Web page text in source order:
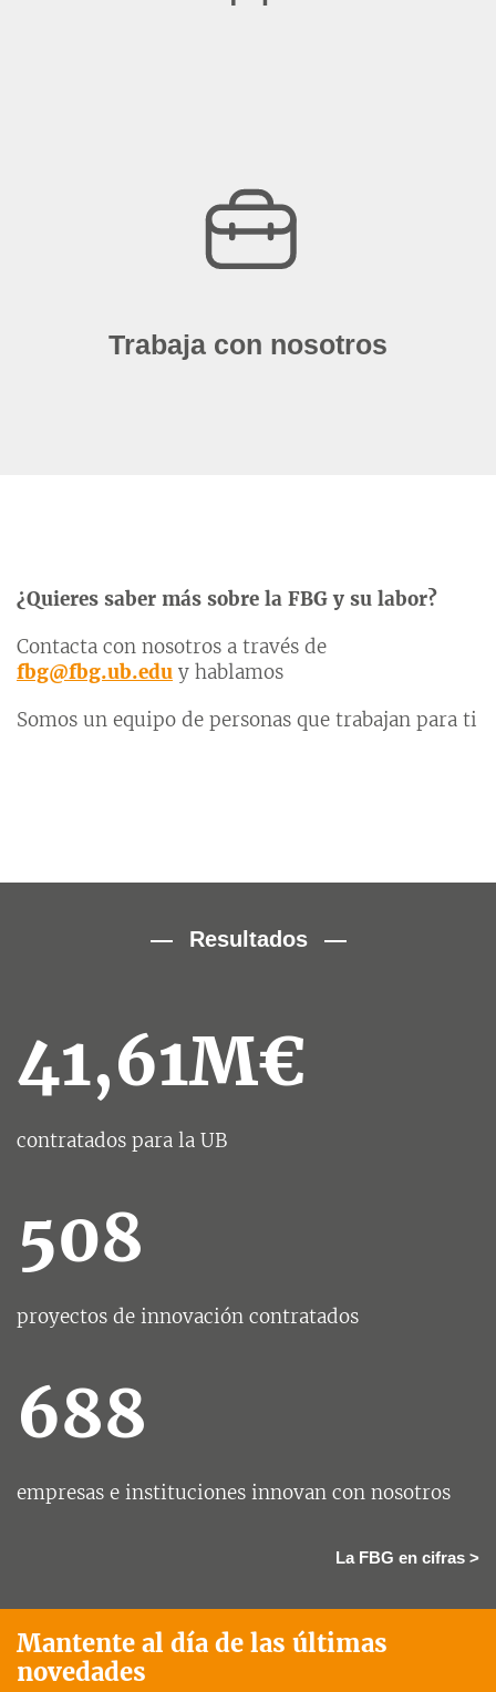
Trabaja con nosotros
¿Quieres saber más sobre la FBG y su labor?
Contacta con nosotros a través de
fbg@fbg.ub.edu y hablamos
Somos un equipo de personas que trabajan para ti
Resultados
41,61M€
contratados para la UB
508
proyectos de innovación contratados
688
empresas e instituciones innovan con nosotros
La FBG en cifras >
Mantente al día de las últimas
novedades